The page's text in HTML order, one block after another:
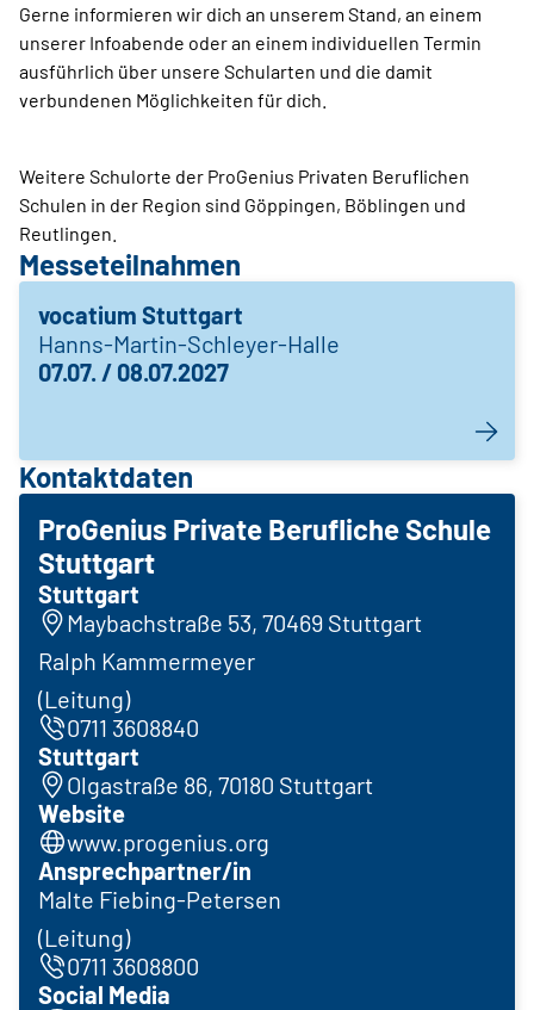
Gerne informieren wir dich an unserem Stand, an einem
unserer Infoabende oder an einem individuellen Termin
ausführlich über unsere Schularten und die damit
verbundenen Möglichkeiten für dich.
Weitere Schulorte der ProGenius Privaten Beruflichen
Schulen in der Region sind Göppingen, Böblingen und
Reutlingen.
Messeteilnahmen
vocatium Stuttgart
Hanns-Martin-Schleyer-Halle
07.07. / 08.07.2027
Kontaktdaten
ProGenius Private Berufliche Schule
Stuttgart
Stuttgart
Maybachstraße 53, 70469 Stuttgart
Ralph Kammermeyer
(Leitung)
0711 3608840
Stuttgart
Olgastraße 86, 70180 Stuttgart
Website
www.progenius.org
Ansprechpartner/in
Malte Fiebing-Petersen
(Leitung)
0711 3608800
Social Media